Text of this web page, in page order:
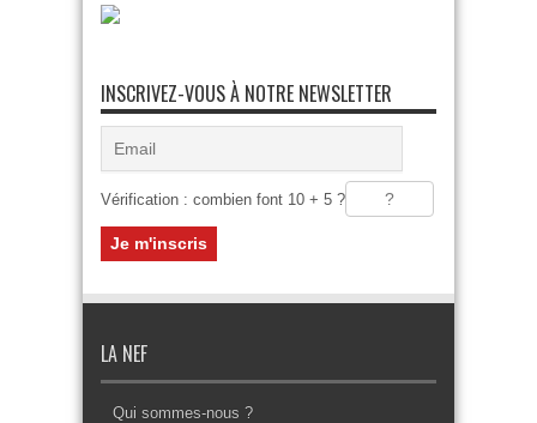
INSCRIVEZ-VOUS À NOTRE NEWSLETTER
Vérification : combien font 10 + 5 ?
LA NEF
Qui sommes-nous ?